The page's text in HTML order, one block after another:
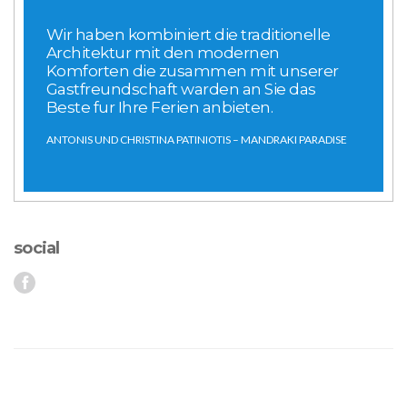
Wir haben kombiniert die traditionelle
Architektur mit den modernen
Komforten die zusammen mit unserer
Gastfreundschaft warden an Sie das
Beste fur Ihre Ferien anbieten.
ANTONIS UND CHRISTINA PATINIOTIS – MANDRAKI PARADISE
social